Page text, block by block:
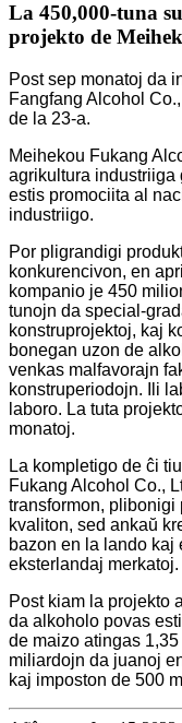
La 450,000-tuna
projekto de
Post sep monatoj da
Fangfang Alcohol
de la 23-a.
Meihekou Fukang
agrikultura industriiga
estis promociita al
industriigo.
Por pligrandigi
konkurencivon, en
kompanio je 450
tunojn da special-
konstruprojektoj, kaj
bonegan uzon de
venkas malfavorajn
konstruperiodojn. Ili
laboro. La tuta
monatoj.
La kompletigo de ĉi
Fukang Alcohol Co.,
transformon, plibonigi
kvaliton, sed ankaŭ
bazon en la lando kaj
eksterlandaj
Post kiam la projekto
da alkoholo povas
de maizo atingas
miliardojn da juanoj
kaj imposton de 500